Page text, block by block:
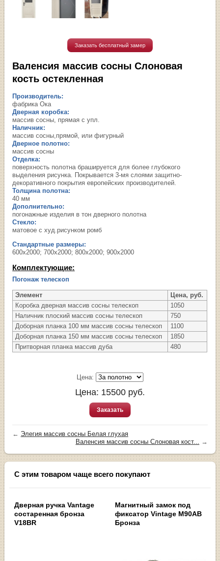
Заказать бесплатный замер
Валенсия массив сосны Слоновая
кость остекленная
Производитель:
фабрика Ока
Дверная коробка:
массив сосны, прямая с упл.
Наличник:
массив сосны,прямой, или фигурный
Дверное полотно:
массив сосны
Отделка:
поверхность полотна брашируется для более глубокого
выделения рисунка. Покрывается 3-мя слоями защитно-
декоративного покрытия европейских производителей.
Толщина полотна:
40 мм
Дополнительно:
погонажные изделия в тон дверного полотна
Стекло:
матовое с худ.рисунком ромб
Стандартные размеры:
600х2000; 700х2000; 800х2000; 900х2000
Комплектующие:
Погонаж телескоп
Элемент
Цена, руб.
Коробка дверная массив сосны телескоп
1050
Наличник плоский массив сосны телескоп
750
Доборная планка 100 мм массив сосны телескоп
1100
Доборная планка 150 мм массив сосны телескоп
1850
Притворная планка массив дуба
480
Цена:
Цена: 15500 руб.
Заказать
← Элегия массив сосны Белая глухая
Валенсия массив сосны Слоновая кост... →
С этим товаром чаще всего покупают
Дверная ручка Vantage
состаренная бронза
V18BR
Магнитный замок под
фиксатор Vintage M90AB
Бронза